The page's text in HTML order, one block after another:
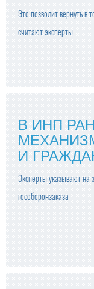
Это позволит вернуть
считают эксперты
В ИНП
И
Эксперты указывают на
гособоронзаказа